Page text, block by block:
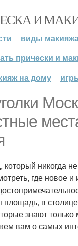
И
виды
прически и
на дому
никогда
где новое
площадь, в
знают
вам о самых